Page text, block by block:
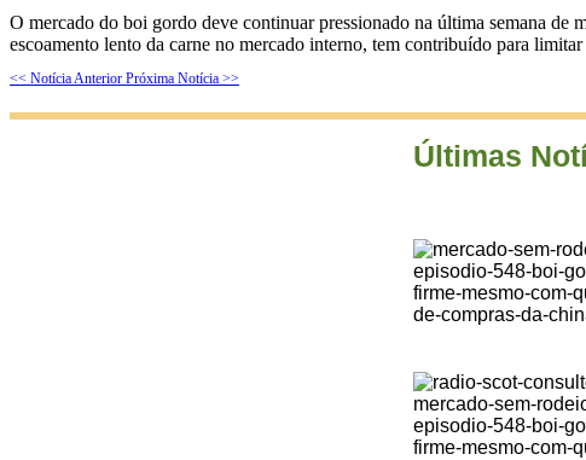
O mercado do boi gordo deve continuar pressionado na última semana de
escoamento lento da carne no mercado interno, tem contribuído para limitar
<< Notícia Anterior Próxima Notícia >>
Últimas